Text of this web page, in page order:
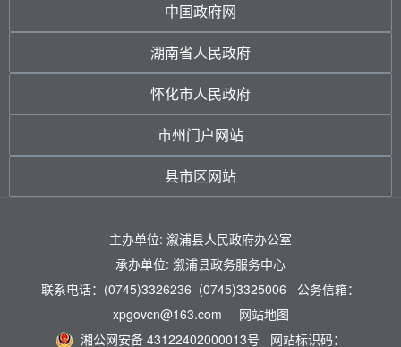
中国政府网
湖南省人民政府
怀化市人民政府
市州门户网站
县市区网站
主办单位: 溆浦县人民政府办公室
承办单位: 溆浦县政务服务中心
联系电话：(0745)3326236 (0745)3325006 公务信箱：
xpgovcn@163.com
网站地图
湘公网安备 43122402000013号 网站标识码：